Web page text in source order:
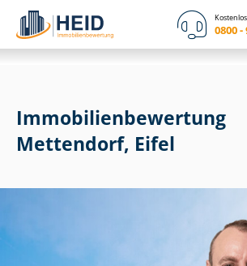
0800 -
Immobilien­bewertung
Mettendorf, Eifel